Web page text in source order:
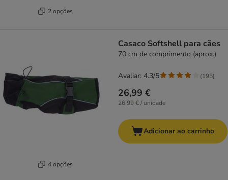
2 opções
4 opções
Casaco Softshell para cães
70 cm de comprimento (aprox.)
26,99 €
26,99 € / unidade
Avaliar: 4.3/5 (195)
Adicionar ao carrinho